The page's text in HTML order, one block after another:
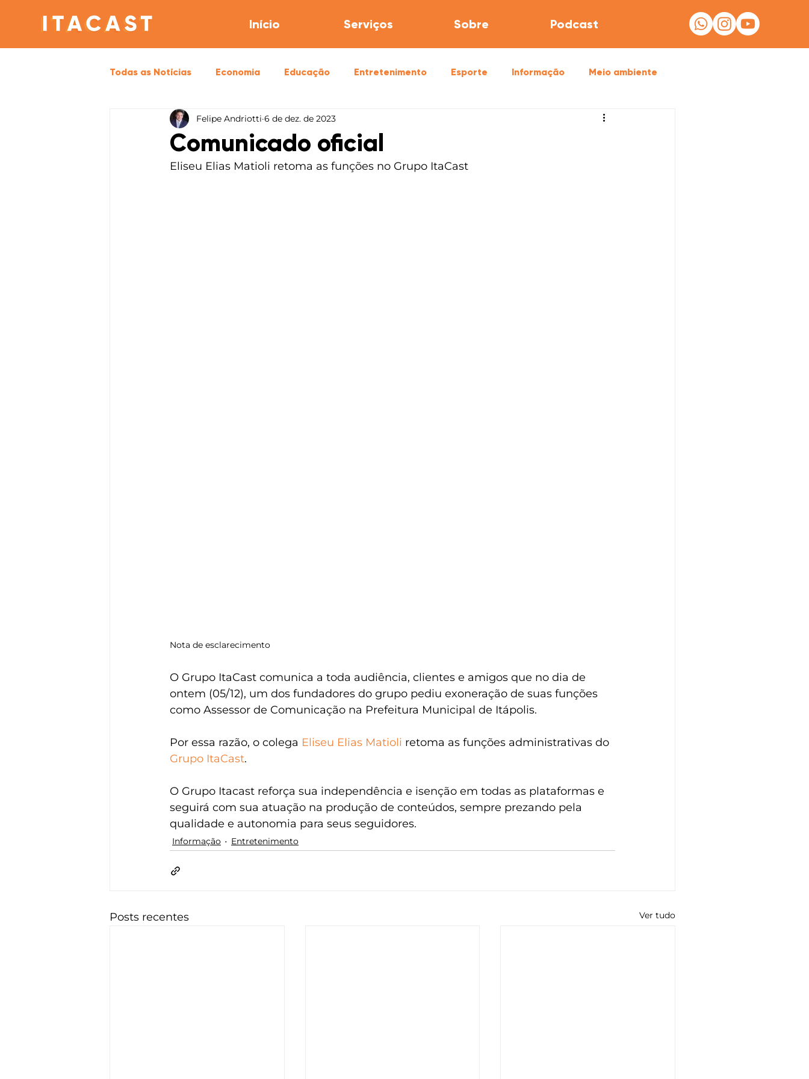
Início Serviços Sobre Podcast
Todas as Notícias Economia Educação Entretenimento Esporte Informação Meio ambiente
Política Saúde Segurança
Comunicado oficial
Felipe Andriotti 6 de dez. de 2023
Eliseu Elias Matioli retoma as funções no Grupo ItaCast
Nota de esclarecimento
O Grupo ItaCast comunica a toda audiência, clientes e amigos que no dia de
ontem (05/12), um dos fundadores do grupo pediu exoneração de suas funções
como Assessor de Comunicação na Prefeitura Municipal de Itápolis.
Por essa razão, o colega Eliseu Elias Matioli retoma as funções administrativas do
Grupo ItaCast.
O Grupo Itacast reforça sua independência e isenção em todas as plataformas e
seguirá com sua atuação na produção de conteúdos, sempre prezando pela
qualidade e autonomia para seus seguidores.
Informação Entretenimento
Posts recentes Ver tudo